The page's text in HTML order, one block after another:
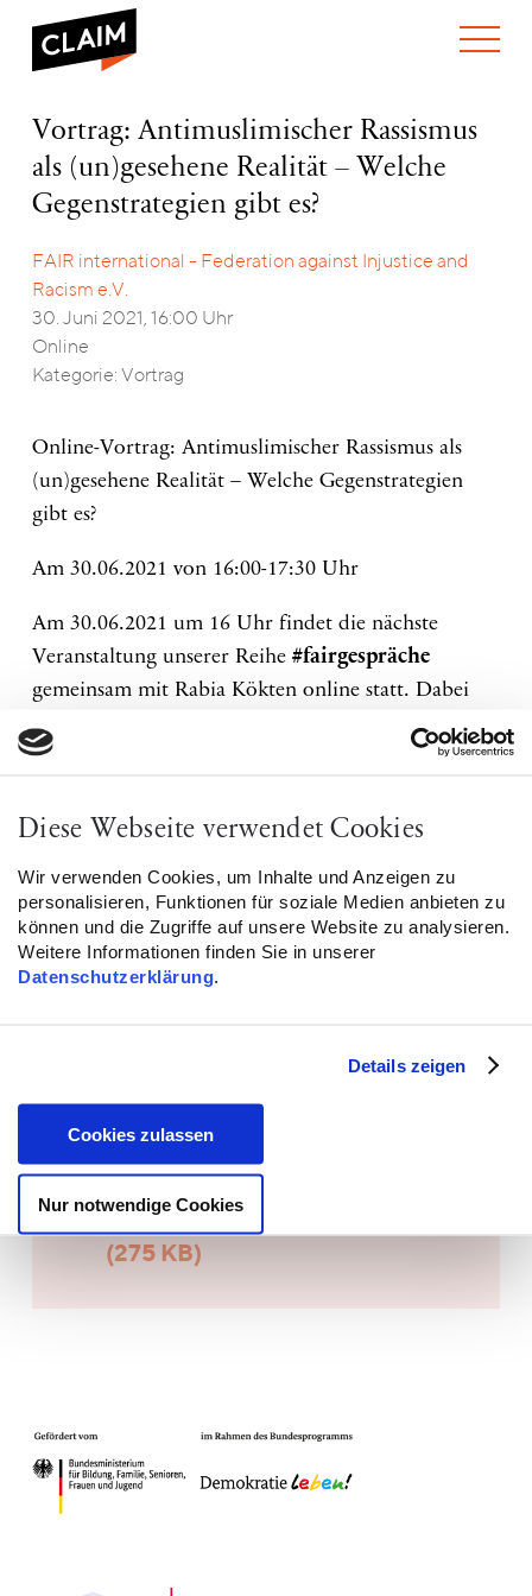
Diese Webseite verwendet Cookies
Wir verwenden Cookies, um Inhalte und Anzeigen zu
personalisieren, Funktionen für soziale Medien anbieten zu
können und die Zugriffe auf unsere Website zu analysieren.
Weitere Informationen finden Sie in unserer
Datenschutzerklärung.
Details zeigen
Cookies zulassen
Nur notwendige Cookies
WIE WIR ARBEITEN
ARBEITEN BEI CLAIM
WAS WIR TUN
NEWS
Vortrag:
Antimuslimischer
Rassismus
(un)gesehene
Welche
Gegenstrategien
Vortrag: Antimuslimischer Rassismus
als (un)gesehene Realität – Welche
Gegenstrategien gibt es?
FAIR international - Federation against Injustice and
Racism e.V.
30. Juni 2021, 16:00 Uhr
Online
Kategorie: Vortrag
Online-Vortrag: Antimuslimischer Rassismus als
(un)gesehene Realität – Welche Gegenstrategien
gibt es?
Am 30.06.2021 von 16:00-17:30 Uhr
Am 30.06.2021 um 16 Uhr findet die nächste
Veranstaltung unserer Reihe #fairgespräche
gemeinsam mit Rabia Kökten online statt. Dabei
geht sie den Fragen nach, wie aktuelle soziale
Bewegungen wissenschaftlich gesehen werden und
in Theorie und Praxis aussehen. Welche
die Möglichkeit, Fragen zu stellen und das
Gespräch zu suchen.
Jetzt anmelden:info@fair-int.de
Instagram:https://bit.ly/3gNp3DK
Flyer
JPG herunterladen
(275 KB)